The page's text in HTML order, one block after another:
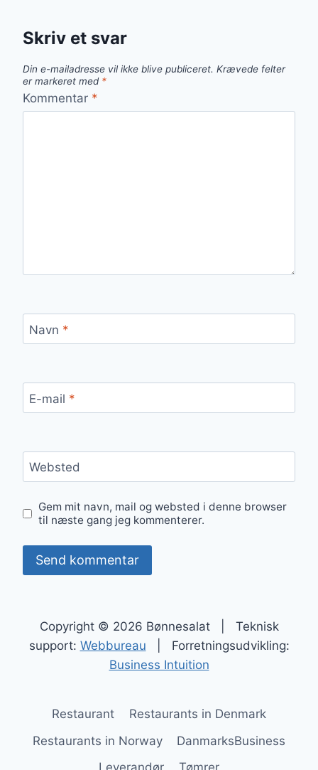
Skriv et svar
Din e-mailadresse vil ikke blive publiceret. Krævede felter
er markeret med *
Kommentar *
Navn *
E-mail *
Websted
Gem mit navn, mail og websted i denne browser
til næste gang jeg kommenterer.
Copyright © 2026 Bønnesalat | Teknisk
support: Webbureau | Forretningsudvikling:
Business Intuition
Restaurant
Restaurants in Denmark
Restaurants in Norway
DanmarksBusiness
Leverandør
Tømrer